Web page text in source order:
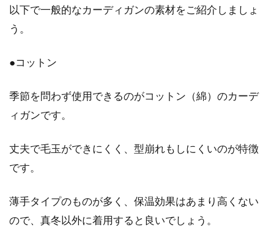
以下で一般的なカーディガンの素材をご紹介しましょ
う。
●コットン
季節を問わず使用できるのがコットン（綿）のカーデ
ィガンです。
丈夫で毛玉ができにくく、型崩れもしにくいのが特徴
です。
薄手タイプのものが多く、保温効果はあまり高くない
ので、真冬以外に着用すると良いでしょう。